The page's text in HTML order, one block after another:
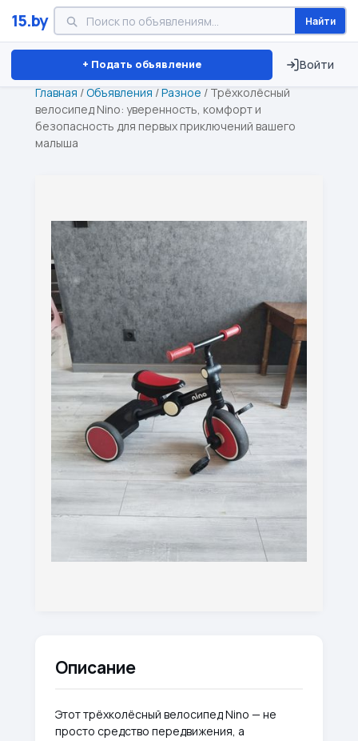
15.by Найти
+ Подать объявление Войти
Минск Витебск Брест ⏱ ТОЛЬКО 15 ДНЕЙ
Главная /Объявления /Разное / Трёхколёсный
велосипед Nino: уверенность, комфорт и
безопасность для первых приключений вашего
малыша
Описание
Этот трёхколёсный велосипед Nino — не
просто средство передвижения, а